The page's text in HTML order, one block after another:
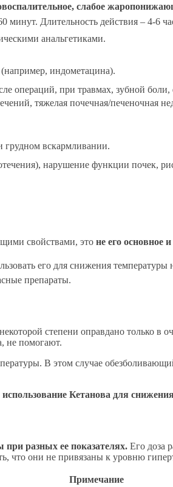
слабое
минут. Длительность действия – 4-6
анальгетиками.
индометацина).
операций, при травмах, зубной боли,
тяжелая почечная/печеночная
грудном вскармливании.
нарушение функции почек,
свойствами, это не его основное
его для снижения
препараты.
степени оправдано только в
не помогают.
В этом случае
Кетанова для
разных ее показателях. Его доза
что они не привязаны к уровню
Примечание